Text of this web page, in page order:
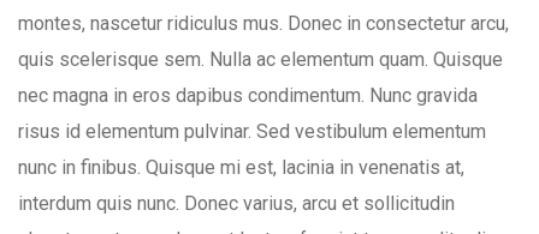
montes, nascetur ridiculus mus. Donec in consectetur arcu,
quis scelerisque sem. Nulla ac elementum quam. Quisque
nec magna in eros dapibus condimentum. Nunc gravida
risus id elementum pulvinar. Sed vestibulum elementum
nunc in finibus. Quisque mi est, lacinia in venenatis at,
interdum quis nunc. Donec varius, arcu et sollicitudin